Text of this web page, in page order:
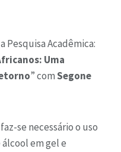
Pesquisa Acadêmica:
Uma
” comSegone
se necessário o uso
em gel e